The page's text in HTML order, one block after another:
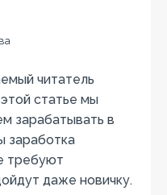
читатель
статье мы
зарабатывать в
заработка
требуют
даже новичку.